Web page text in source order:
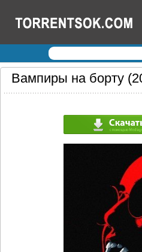
Логин:
Регистрация Забыли
Вампиры на борту